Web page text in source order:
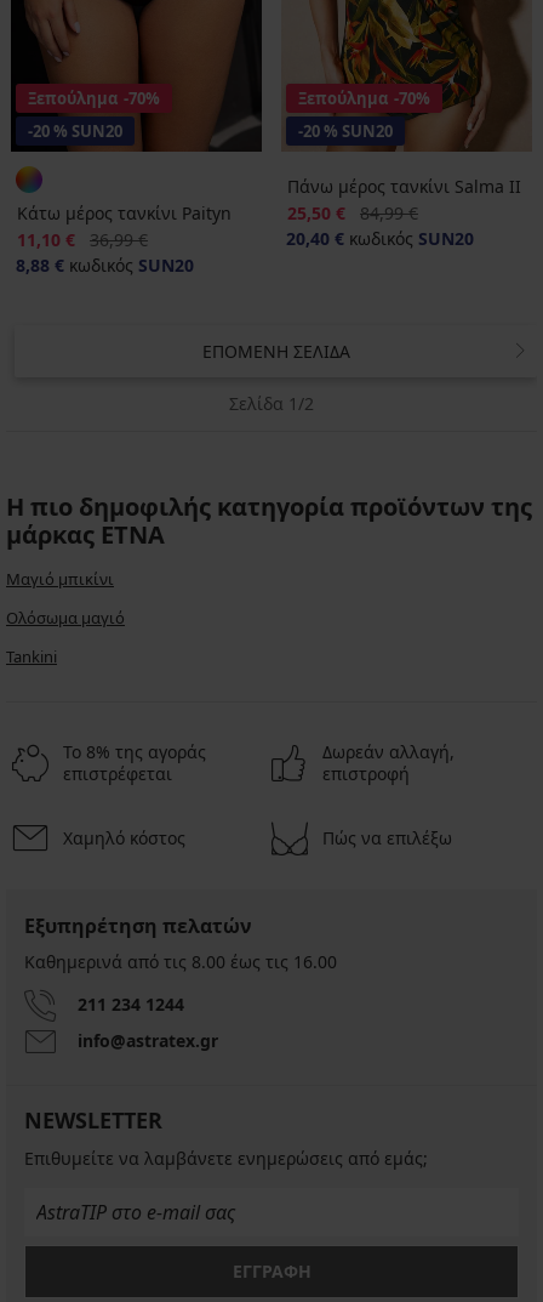
Ξεπούλημα -70%
-20 % SUN20
Κάτω μέρος τανκίνι Paityn
Έκπτωση
11,10 € Αρχική τιμή
36,99 €
8,88 € κωδικός SUN20
Ξεπούλημα -70%
-20 % SUN20
Πάνω μέρος τανκίνι Salma II
Έκπτωση
25,50 € Αρχική τιμή
84,99 €
20,40 € κωδικός SUN20
ΕΠΌΜΕΝΗ ΣΕΛΊΔΑ
Σελίδα 1/2
Η πιο δημοφιλής κατηγορία προϊόντων της
μάρκας ETNA
Μαγιό μπικίνι
Ολόσωμα μαγιό
Tankini
Το 8% της αγοράς
επιστρέφεται
Δωρεάν αλλαγή,
επιστροφή
Χαμηλό κόστος Πώς να επιλέξω
Εξυπηρέτηση πελατών
Καθημερινά από τις 8.00 έως τις 16.00
211 234 1244
info@astratex.gr
NEWSLETTER
Επιθυμείτε να λαμβάνετε ενημερώσεις από εμάς;
ΕΓΓΡΑΦΗ